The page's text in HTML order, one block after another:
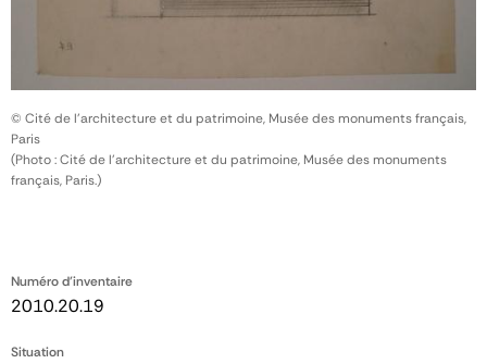
Numéro d'inventaire
2010.20.19
Situation
© Cité de l'architecture et du patrimoine, Musée des monuments français,
Paris
(Photo : Cité de l'architecture et du patrimoine, Musée des monuments
français, Paris.)